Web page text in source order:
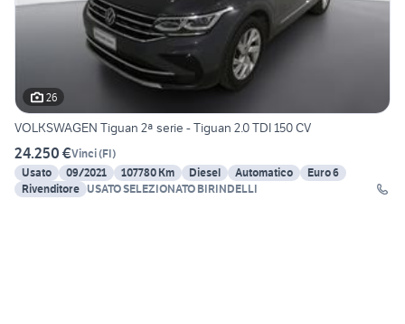
26
VOLKSWAGEN Tiguan 2ª serie - Tiguan 2.0 TDI 150 CV
24.250 €Vinci(FI)
Usato
09/2021 107780 Km Diesel Automatico
Euro 6
Rivenditore USATO SELEZIONATO BIRINDELLI